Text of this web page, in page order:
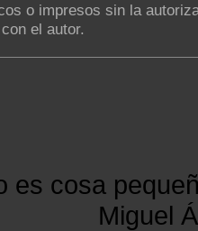
o impresos sin la
el autor.
es cosa
Miguel